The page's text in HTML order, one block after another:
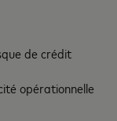
de crédit
opérationnelle